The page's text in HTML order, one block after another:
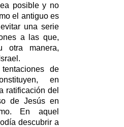
posible y no
el antiguo es
una serie
a las que,
otra manera,
de
en
ratificación del
de Jesús en
En aquel
descubrir a